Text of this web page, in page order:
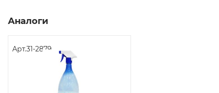
Аналоги
Арт.31-2879